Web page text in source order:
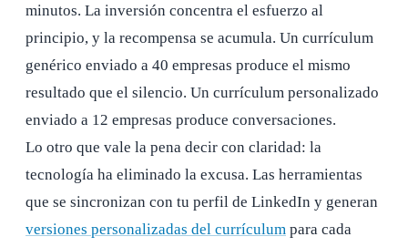
minutos. La inversión concentra el esfuerzo al
principio, y la recompensa se acumula. Un currículum
genérico enviado a 40 empresas produce el mismo
resultado que el silencio. Un currículum personalizado
enviado a 12 empresas produce conversaciones.
Lo otro que vale la pena decir con claridad: la
tecnología ha eliminado la excusa. Las herramientas
que se sincronizan con tu perfil de LinkedIn y generan
versiones personalizadas del currículum para cada